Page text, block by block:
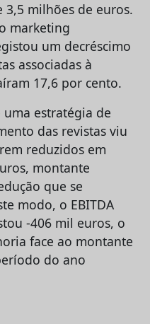
3,5 milhões de euros.
marketing
um decréscimo
associadas à
17,6 por cento.
estratégia de
das revistas viu
reduzidos em
montante
que se
modo, o EBITDA
-406 mil euros, o
face ao montante
do ano